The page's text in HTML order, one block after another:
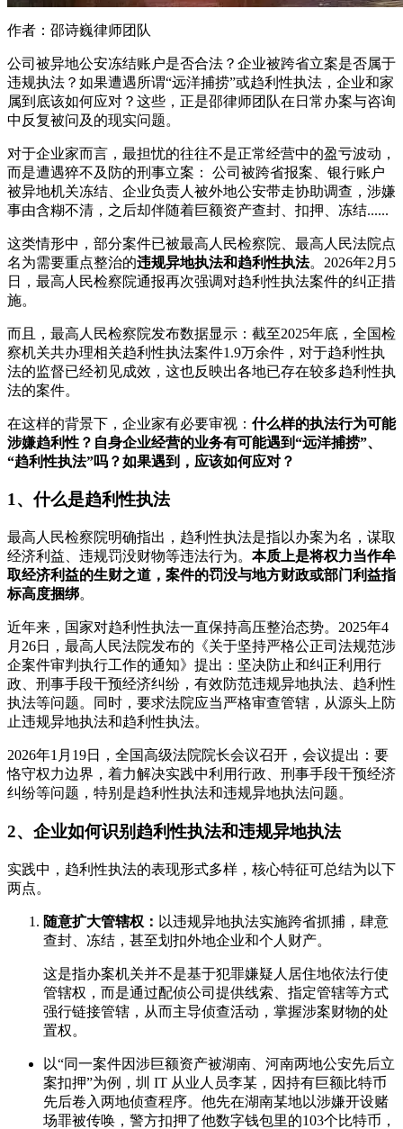
作者：邵诗巍律师团队
公司被异地公安冻结账户是否合法？企业被跨省立案是否属于
违规执法？如果遭遇所谓“远洋捕捞”或趋利性执法，企业和家
属到底该如何应对？这些，正是邵律师团队在日常办案与咨询
中反复被问及的现实问题。
对于企业家而言，最担忧的往往不是正常经营中的盈亏波动，
而是遭遇猝不及防的刑事立案： 公司被跨省报案、银行账户
被异地机关冻结、企业负责人被外地公安带走协助调查，涉嫌
事由含糊不清，之后却伴随着巨额资产查封、扣押、冻结......
这类情形中，部分案件已被最高人民检察院、最高人民法院点
名为需要重点整治的违规异地执法和趋利性执法。2026年2月5
日，最高人民检察院通报再次强调对趋利性执法案件的纠正措
施。
而且，最高人民检察院发布数据显示：截至2025年底，全国检
察机关共办理相关趋利性执法案件1.9万余件，对于趋利性执
法的监督已经初见成效，这也反映出各地已存在较多趋利性执
法的案件。
在这样的背景下，企业家有必要审视： 什么样的执法行为可能
涉嫌趋利性？ 自身企业经营的业务有可能遇到“远洋捕捞”、
“趋利性执法”吗？如果遇到 ，应该如何应对 ？
1、 什么是趋利性执法
最高人民检察院明确指出，趋利性执法是指以办案为名，谋取
经济利益、违规罚没财物等违法行为。 本质上是将权力当作牟
取经济利益的生财之道，案件的罚没与地方财政或部门利益指
标高度捆绑。
近年来，国家对趋利性执法一直保持高压整治态势。2025年4
月26日，最高人民法院发布的《关于坚持严格公正司法规范涉
企案件审判执行工作的通知》提出：坚决防止和纠正利用行
政、刑事手段干预经济纠纷，有效防范违规异地执法、趋利性
执法等问题。同时，要求法院应当严格审查管辖，从源头上防
止违规异地执法和趋利性执法。
2026年1月19日，全国高级法院院长会议召开，会议提出：要
恪守权力边界，着力解决实践中利用行政、刑事手段干预经济
纠纷等问题，特别是趋利性执法和违规异地执法问题。
2、 企业如何识别趋利性执法和违规异地执法
实践中，趋利性执法的表现形式多样，核心特征可总结为以下
两点。
随意扩大管辖权： 以违规异地执法实施跨省抓捕，肆意
查封、冻结，甚至划扣外地企业和个人财产。
这是指办案机关并不是基于犯罪嫌疑人居住地依法行使
管辖权，而是通过配侦公司提供线索、指定管辖等方式
强行链接管辖，从而主导侦查活动，掌握涉案财物的处
置权。
以“同一案件因涉巨额资产被湖南、河南两地公安先后立
案扣押”为例，圳 IT 从业人员李某，因持有巨额比特币
先后卷入两地侦查程序。他先在湖南某地以涉嫌开设赌
场罪被传唤，警方扣押了他数字钱包里的103个比特币，